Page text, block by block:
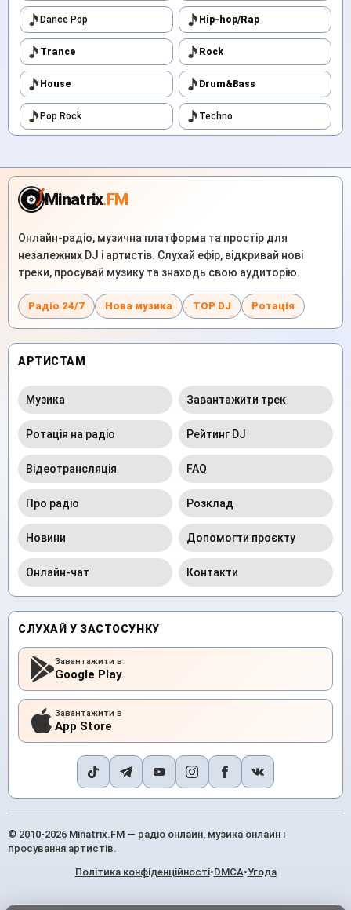
Dance Pop Hip-hop/Rap
Trance Rock
House Drum&Bass
Pop Rock Techno
Minatrix.FM
Онлайн-радіо, музична платформа та простір для
незалежних DJ і артистів. Слухай ефір, відкривай нові
треки, просувай музику та знаходь свою аудиторію.
Радіо 24/7 Нова музика TOP DJ Ротація
АРТИСТАМ
Музика Завантажити трек
Ротація на радіо Рейтинг DJ
Відеотрансляція FAQ
Про радіо Розклад
Новини Допомогти проєкту
Онлайн-чат Контакти
СЛУХАЙ У ЗАСТОСУНКУ
Завантажити в
Google Play
Завантажити в
App Store
© 2010-2026 Minatrix.FM — радіо онлайн, музика онлайн і
просування артистів.
Політика конфіденційності•DMCA•Угода